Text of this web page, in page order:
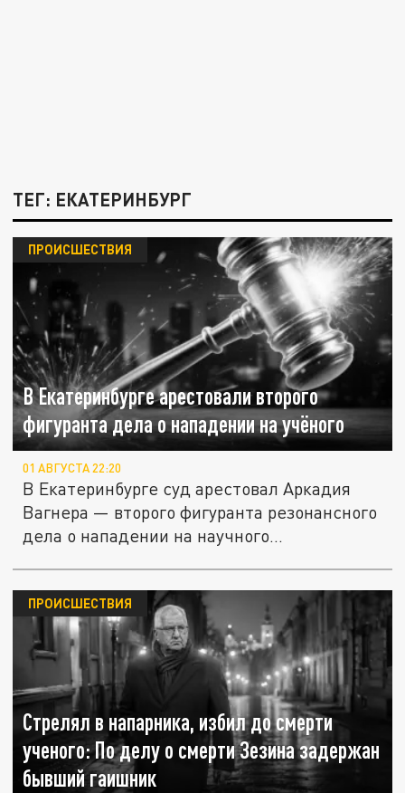
ТЕГ: ЕКАТЕРИНБУРГ
В Екатеринбурге арестовали второго
фигуранта дела о нападении на учёного
ПРОИСШЕСТВИЯ
01 АВГУСТА 22:20
В Екатеринбурге суд арестовал Аркадия
Вагнера — второго фигуранта резонансного
дела о нападении на научного...
Стрелял в напарника, избил до смерти
ученого: По делу о смерти Зезина задержан
бывший гаишник
ПРОИСШЕСТВИЯ